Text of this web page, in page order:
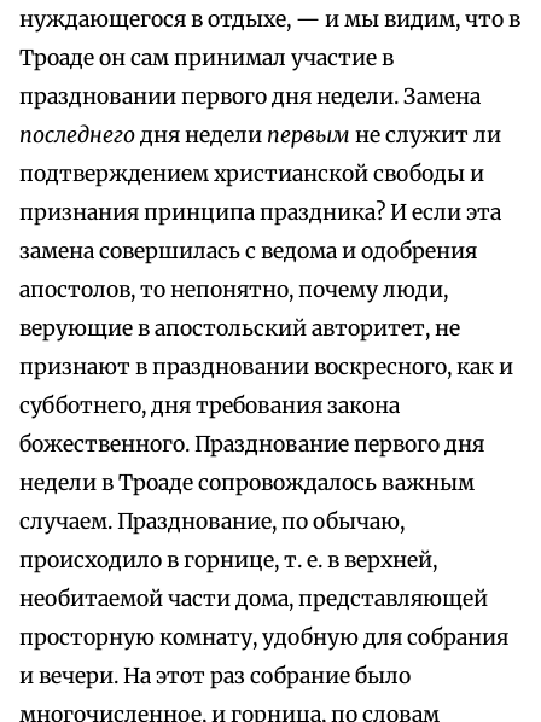
нуждающегося в отдыхе, — и мы видим, что в
Троаде он сам принимал участие в
праздновании первого дня недели. Замена
последнегодня недели первым не служит ли
подтверждением христианской свободы и
признания принципа праздника? И если эта
замена совершилась с ведома и одобрения
апостолов, то непонятно, почему люди,
верующие в апостольский авторитет, не
признают в праздновании воскресного, как и
субботнего, дня требования закона
божественного. Празднование первого дня
недели в Троаде сопровождалось важным
случаем. Празднование, по обычаю,
происходило в горнице, т. е. в верхней,
необитаемой части дома, представляющей
просторную комнату, удобную для собрания
и вечери. На этот раз собрание было
многочисленное, и горница, по словам